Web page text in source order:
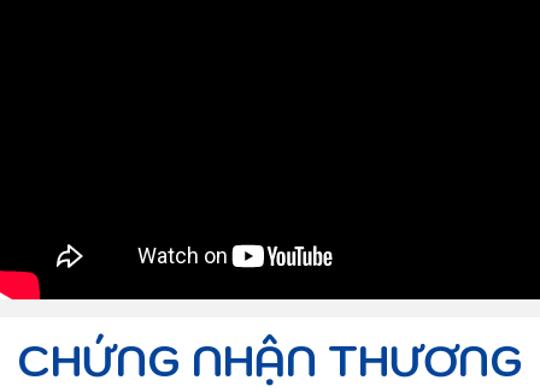
CHỨNG NHẬN THƯƠNG